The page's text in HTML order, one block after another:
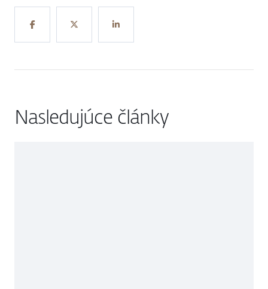
Nasledujúce články